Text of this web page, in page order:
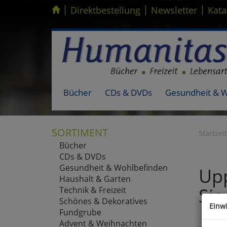
Kompletten Head der Seite überspringen
| Direktbestellung | Newsletter |
Bücher CDs & DVDs Gesundheit &
SORTIMENT
Bücher
CDs & DVDs
Gesundheit & Wohlbefinden
Haushalt & Garten
Technik & Freizeit
Schönes & Dekoratives
Fundgrube
Advent & Weihnachten